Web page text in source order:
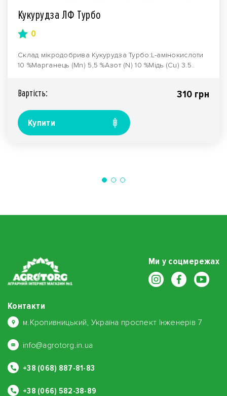
Кукурудза ЛФ Турбо
0
Склад мікродобрива Кукурудза Турбо:L-амінокислоти
10 %Марганець (Mn) 5,5 %Азот (N) 10 %Мідь (Cu) 3.5..
Вартiсть: 310 грн
Купити
Ми у соцмережах
Контакти
м.Кропивницький, Україна проспект Інженерів 7
info@agrotorg.in.ua
+38 (068) 887-81-83
+38 (066) 582-38-89